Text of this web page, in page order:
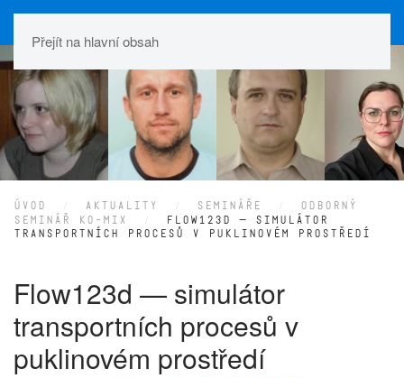
Přejít na hlavní obsah
ÚVOD AKTUALITY SEMINÁŘE
ODBORNÝ
SEMINÁŘ KO-MIX
FLOW123D — SIMULÁTOR
TRANSPORTNÍCH PROCESŮ V PUKLINOVÉM PROSTŘEDÍ
Flow123d — simulátor
transportních procesů v
puklinovém prostředí